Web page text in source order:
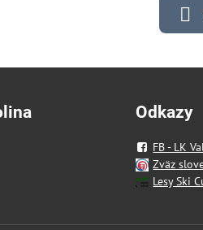
Odkazy
FB - LK
Zväz
Lesy Ski